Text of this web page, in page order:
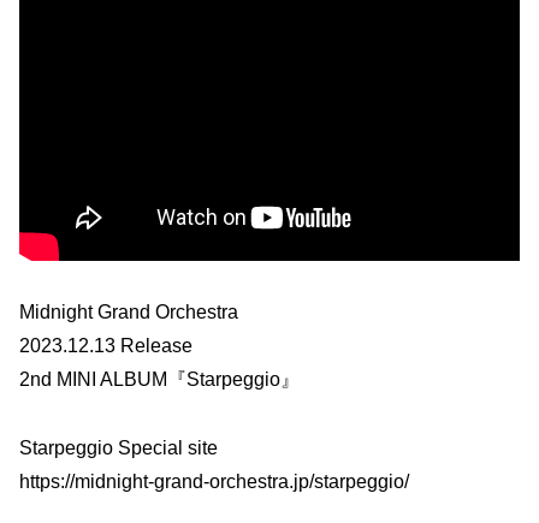
Midnight Grand Orchestra
2023.12.13 Release
2nd MINI ALBUM『Starpeggio』
Starpeggio Special site
https://midnight-grand-orchestra.jp/starpeggio/